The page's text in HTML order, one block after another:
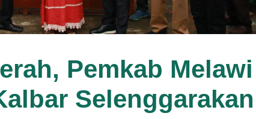
Pemkab Melawi
Selenggarakan